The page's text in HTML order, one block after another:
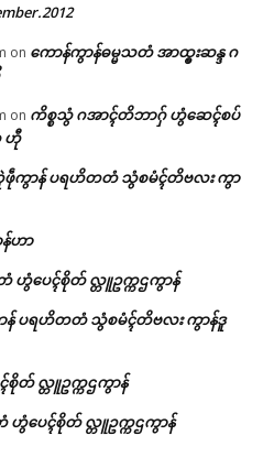
on ကောန်ကွာန်ဓမ္မသတံ အာထ္ၜးဆန္ဒ ဂ
on ကိစ္စသွံ ဂအာၚ်တိဘာဂှ် ဟွံဆေၚ်စပ်
ဟီု
ကွာန် ပရဟိတတံ သွံစမံၚ်တိဗလး ကွာ
န်ဟာ
ဟွံပေၚ်စိုတ် လ္တူဥက္ကဌကွာန်
န် ပရဟိတတံ သွံစမံၚ်တိဗလး ကွာန်ဒူ
တ် လ္တူဥက္ကဌကွာန်
ဟွံပေၚ်စိုတ် လ္တူဥက္ကဌကွာန်